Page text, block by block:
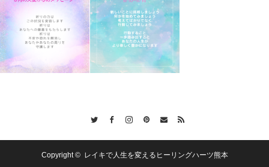
Copyright © レイキで人生を変えるヒーリングハーツ熊本